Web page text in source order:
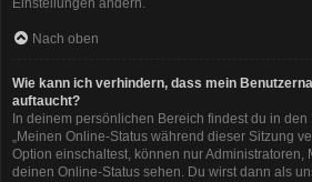
Einstellungen ändern.
Nach oben
Wie kann ich verhindern, dass mein
auftaucht?
In deinem persönlichen Bereich findest du in
„Meinen Online-Status während dieser Sitzung
Option einschaltest, können nur Administratoren,
deinen Online-Status sehen. Du wirst dann als